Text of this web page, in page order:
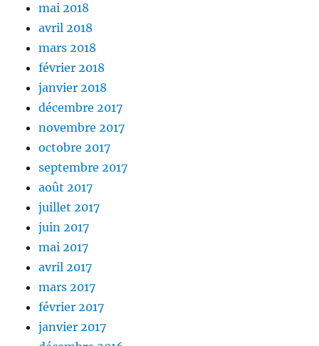
mai 2018
avril 2018
mars 2018
février 2018
janvier 2018
décembre 2017
novembre 2017
octobre 2017
septembre 2017
août 2017
juillet 2017
juin 2017
mai 2017
avril 2017
mars 2017
février 2017
janvier 2017